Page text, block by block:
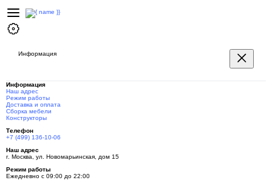
Информация
Информация
Наш адрес
Режим работы
Доставка и оплата
Сборка мебели
Конструкторы
Телефон
+7 (499) 136-10-06
Наш адрес
г. Москва, ул. Новомарьинская, дом 15
Режим работы
Ежедневно с 09:00 до 22:00